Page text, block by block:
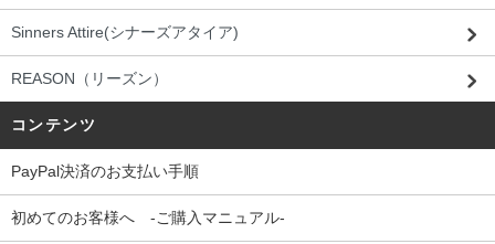
Sinners Attire(シナーズアタイア)
REASON（リーズン）
コンテンツ
PayPal決済のお支払い手順
初めてのお客様へ -ご購入マニュアル-